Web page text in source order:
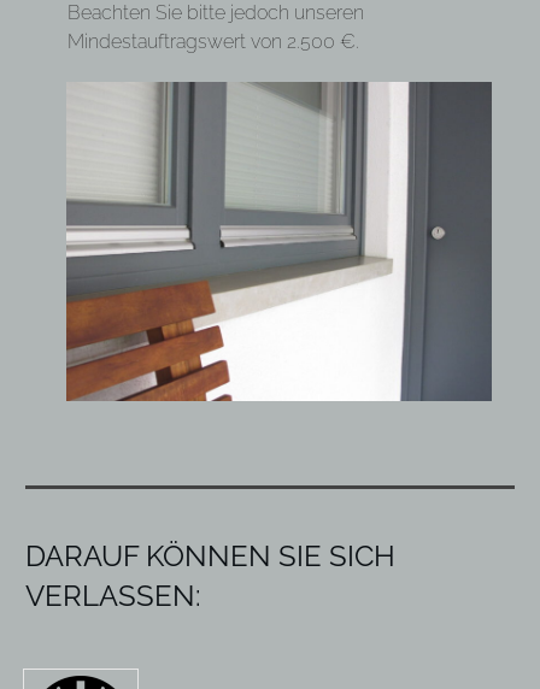
Beachten Sie bitte jedoch unseren
Mindestauftragswert von 2.500 €.
DARAUF KÖNNEN SIE SICH
VERLASSEN: